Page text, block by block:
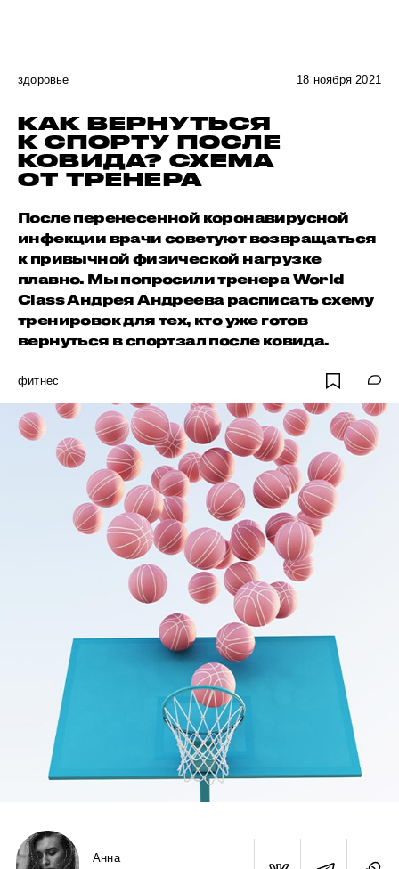
здоровье 18 ноября 2021
КАК ВЕРНУТЬСЯ
К СПОРТУ ПОСЛЕ
КОВИДА? СХЕМА
ОТ ТРЕНЕРА
После перенесенной коронавирусной
инфекции врачи советуют возвращаться
к привычной физической нагрузке
плавно. Мы попросили тренера World
Class Андрея Андреева расписать схему
тренировок для тех, кто уже готов
вернуться в спортзал после ковида.
фитнес
Анна